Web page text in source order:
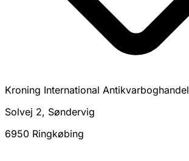
Kroning International Antikvarboghandel
Solvej 2, Søndervig
6950 Ringkøbing